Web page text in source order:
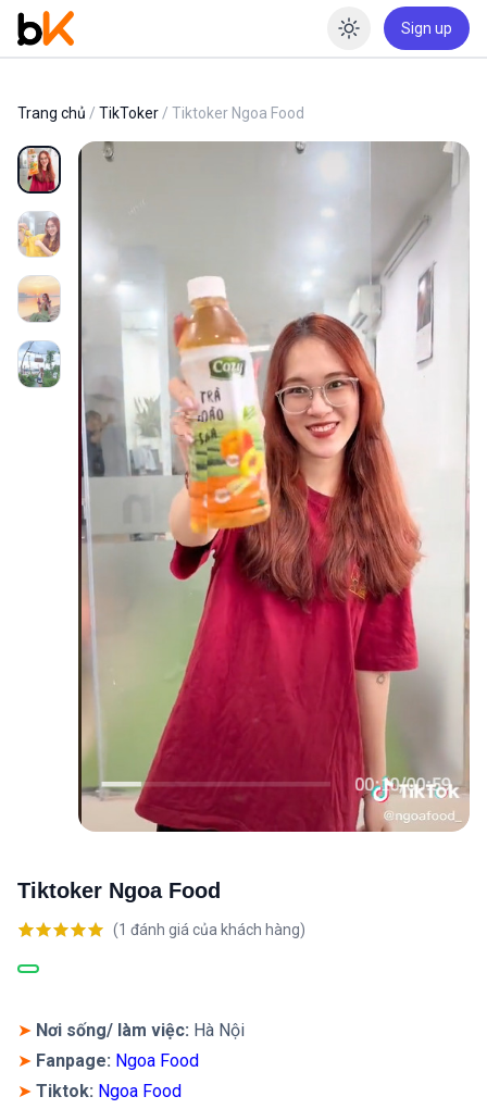
Enable
Sign up
Trang chủ / TikToker / Tiktoker Ngoa Food
Tiktoker Ngoa Food
dựa trên
(1 đánh giá của khách hàng)
➤ Nơi sống/ làm việc: Hà Nội
➤ Fanpage: Ngoa Food
➤ Tiktok: Ngoa Food